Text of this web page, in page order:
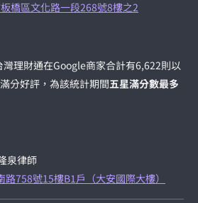
橋區文化路一段268號8樓之2
理財通在Google商家合計有6,622則以
分好評，為該統計期間五星滿分數最多
泉律師
路758號15樓B1戶（大安國際大樓）